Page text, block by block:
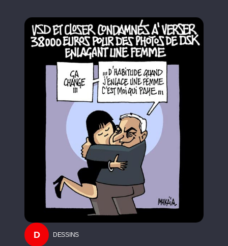
D DESSINS